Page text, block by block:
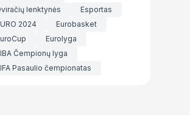
lenktynės
Esportas
2024
Eurobasket
Eurolyga
Čempionų lyga
Pasaulio čempionatas